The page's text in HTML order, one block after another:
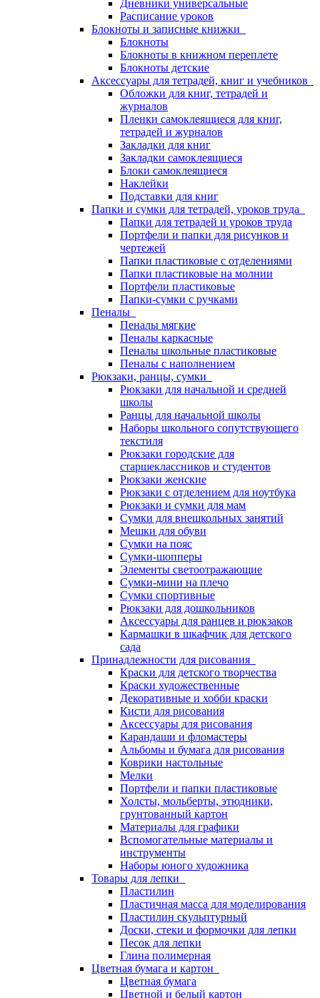
Дневники универсальные
Расписание уроков
Блокноты и записные книжки
Блокноты
Блокноты в книжном переплете
Блокноты детские
Аксессуары для тетрадей, книг и учебников
Обложки для книг, тетрадей и
журналов
Пленки самоклеящиеся для книг,
тетрадей и журналов
Закладки для книг
Закладки самоклеящиеся
Блоки самоклеящиеся
Наклейки
Подставки для книг
Папки и сумки для тетрадей, уроков труда
Папки для тетрадей и уроков труда
Портфели и папки для рисунков и
чертежей
Папки пластиковые с отделениями
Папки пластиковые на молнии
Портфели пластиковые
Папки-сумки с ручками
Пеналы
Пеналы мягкие
Пеналы каркасные
Пеналы школьные пластиковые
Пеналы с наполнением
Рюкзаки, ранцы, сумки
Рюкзаки для начальной и средней
школы
Ранцы для начальной школы
Наборы школьного сопутствующего
текстиля
Рюкзаки городские для
старшеклассников и студентов
Рюкзаки женские
Рюкзаки с отделением для ноутбука
Рюкзаки и сумки для мам
Сумки для внешкольных занятий
Мешки для обуви
Сумки на пояс
Сумки-шопперы
Элементы светоотражающие
Сумки-мини на плечо
Сумки спортивные
Рюкзаки для дошкольников
Аксессуары для ранцев и рюкзаков
Кармашки в шкафчик для детского
сада
Принадлежности для рисования
Краски для детского творчества
Краски художественные
Декоративные и хобби краски
Кисти для рисования
Аксессуары для рисования
Карандаши и фломастеры
Альбомы и бумага для рисования
Коврики настольные
Мелки
Портфели и папки пластиковые
Холсты, мольберты, этюдники,
грунтованный картон
Материалы для графики
Вспомогательные материалы и
инструменты
Наборы юного художника
Товары для лепки
Пластилин
Пластичная масса для моделирования
Пластилин скульптурный
Доски, стеки и формочки для лепки
Песок для лепки
Глина полимерная
Цветная бумага и картон
Цветная бумага
Цветной и белый картон